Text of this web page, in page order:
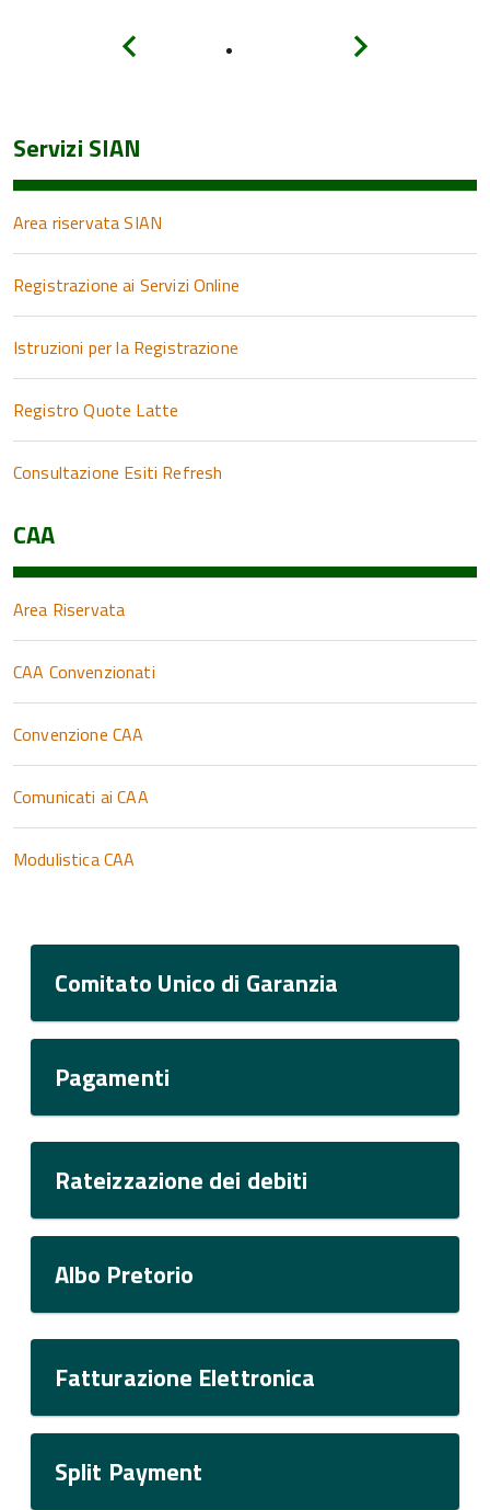
Servizi SIAN
Area riservata SIAN
Registrazione ai Servizi Online
Istruzioni per la Registrazione
Registro Quote Latte
Consultazione Esiti Refresh
CAA
Area Riservata
CAA Convenzionati
Convenzione CAA
Comunicati ai CAA
Modulistica CAA
Comitato Unico di Garanzia
Pagamenti
Rateizzazione dei debiti
Albo Pretorio
Fatturazione Elettronica
Split Payment